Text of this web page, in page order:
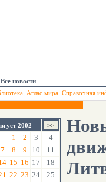
Все новости
Атлас мира Справочная
2002
1 2 3
4
7 8 9 10
11
15 16 17
18
22 23 24
25